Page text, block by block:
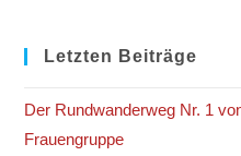
Letzten Beiträge
Der Rundwanderweg Nr. 1
Frauengruppe